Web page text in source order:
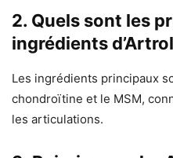
2. Quels sont les
ingrédients
Les ingrédients principaux
chondroïtine et le MSM,
les articulations.